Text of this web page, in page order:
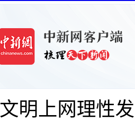
文明上网理性